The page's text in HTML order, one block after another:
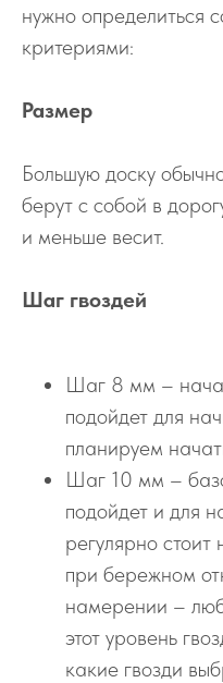
нужно определиться
критериями:
Размер
Большую доску
берут с собой в
и меньше весит.
Шаг гвоздей
Шаг 8 мм –
подойдет для
планируем
Шаг 10 мм –
подойдет и для
регулярно стоит
при бережном
намерении –
этот уровень
какие гвозди